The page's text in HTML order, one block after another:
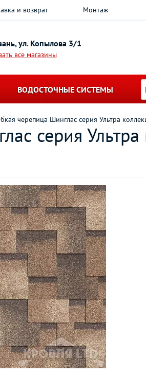
и возврат Монтаж
ул. Копылова 3/1
все магазины
ВОДОСТОЧНЫЕ СИСТЕМЫ
черепица Шинглас серия Ультра
серия